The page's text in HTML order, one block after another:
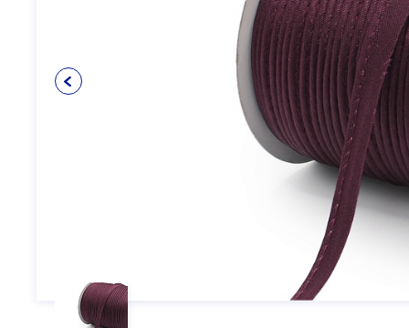
Клеевые и прокладочные
5
Косая бейка 3
6
4
4
0
Утеплители и наполнители